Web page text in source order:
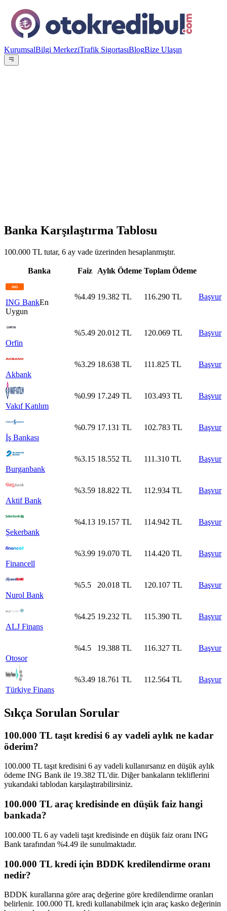
KurumsalBilgi MerkeziTrafik SigortasıBlogBize Ulaşın
Banka Karşılaştırma Tablosu
100.000 TL tutar, 6 ay vade üzerinden hesaplanmıştır.
Banka Faiz Aylık Ödeme Toplam Ödeme
ING BankEn
Uygun
%4.49 19.382 TL 116.290 TL Başvur
Orfin
%5.49 20.012 TL 120.069 TL Başvur
Akbank
%3.29 18.638 TL 111.825 TL Başvur
Vakıf Katılım
%0.99 17.249 TL 103.493 TL Başvur
İş Bankası
%0.79 17.131 TL 102.783 TL Başvur
Burganbank
%3.15 18.552 TL 111.310 TL Başvur
Aktif Bank
%3.59 18.822 TL 112.934 TL Başvur
Şekerbank
%4.13 19.157 TL 114.942 TL Başvur
Financell
%3.99 19.070 TL 114.420 TL Başvur
Nurol Bank
%5.5 20.018 TL 120.107 TL Başvur
ALJ Finans
%4.25 19.232 TL 115.390 TL Başvur
Otosor
%4.5 19.388 TL 116.327 TL Başvur
Türkiye Finans
%3.49 18.761 TL 112.564 TL Başvur
Sıkça Sorulan Sorular
100.000 TL taşıt kredisi 6 ay vadeli aylık ne kadar
öderim?
100.000 TL taşıt kredisini 6 ay vadeli kullanırsanız en düşük aylık
ödeme ING Bank ile 19.382 TL'dir. Diğer bankaların tekliflerini
yukarıdaki tablodan karşılaştırabilirsiniz.
100.000 TL araç kredisinde en düşük faiz hangi
bankada?
100.000 TL 6 ay vadeli taşıt kredisinde en düşük faiz oranı ING
Bank tarafından %4.49 ile sunulmaktadır.
100.000 TL kredi için BDDK kredilendirme oranı
nedir?
BDDK kurallarına göre araç değerine göre kredilendirme oranları
belirlenir. 100.000 TL kredi kullanabilmek için araç kasko değerinin